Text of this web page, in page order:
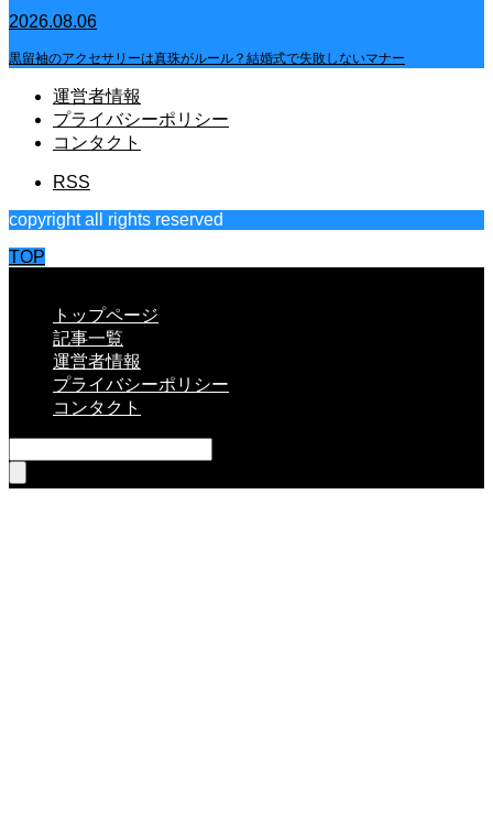
2026.08.06
黒留袖のアクセサリーは真珠がルール？結婚式で失敗しないマナー
運営者情報
プライバシーポリシー
コンタクト
RSS
copyright all rights reserved
TOP
トップページ
記事一覧
運営者情報
プライバシーポリシー
コンタクト